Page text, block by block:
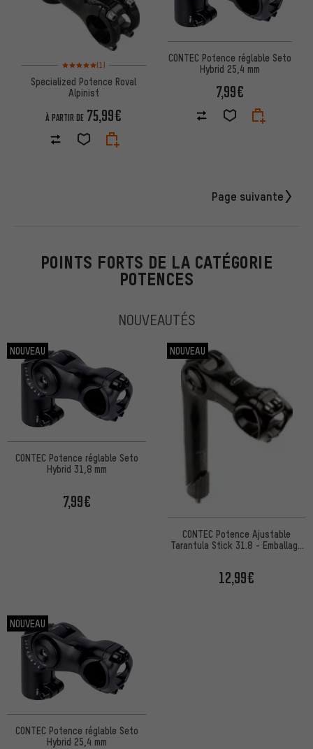
Note moyenne : 5 sur 5 d'après 1 avis
(1)
Specialized Potence Roval
Alpinist
À PARTIR DE 75,99€
CONTEC Potence réglable Seto
Hybrid 25,4 mm
7,99€
Page suivante
POINTS FORTS DE LA CATÉGORIE
POTENCES
NOUVEAUTÉS
NOUVEAU
CONTEC Potence réglable Seto
Hybrid 31,8 mm
7,99€
NOUVEAU
CONTEC Potence Ajustable
Tarantula Stick 31.8 - Emballage
12,99€
NOUVEAU
CONTEC Potence réglable Seto
Hybrid 25,4 mm